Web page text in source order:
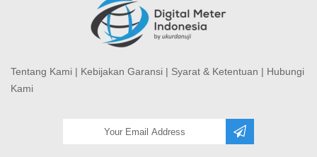
Tentang Kami | Kebijakan Garansi | Syarat & Ketentuan | Hubungi
Kami